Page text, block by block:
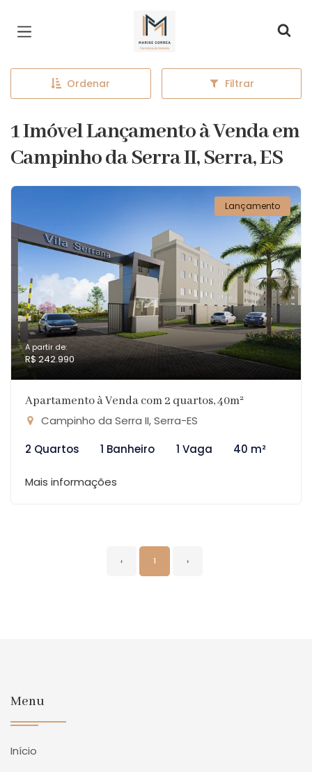
Página inicial
Ordenar Filtrar
1 Imóvel Lançamento à Venda em
Campinho da Serra II, Serra, ES
Lançamento
A partir de:
R$ 242.990
Apartamento à Venda com 2 quartos, 40m²
Campinho da Serra II, Serra-ES
2 Quartos
1 Banheiro 1 Vaga 40 m²
Mais informações
‹ 1 ›
Menu
Início